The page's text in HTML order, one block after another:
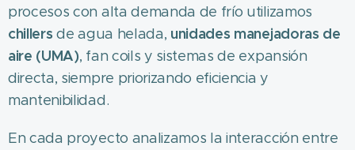
procesos con alta demanda de frío utilizamos
chillers de agua helada, unidades manejadoras de
aire (UMA), fan coils y sistemas de expansión
directa, siempre priorizando eficiencia y
mantenibilidad.
En cada proyecto analizamos la interacción entre